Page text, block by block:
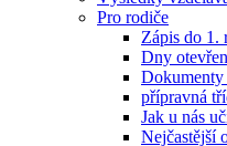
Pro rodiče
Zápis do 1.
Dny
Dokumenty
přípravná
Jak u nás
Nejčastější